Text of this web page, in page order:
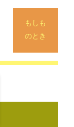
もしも
のとき